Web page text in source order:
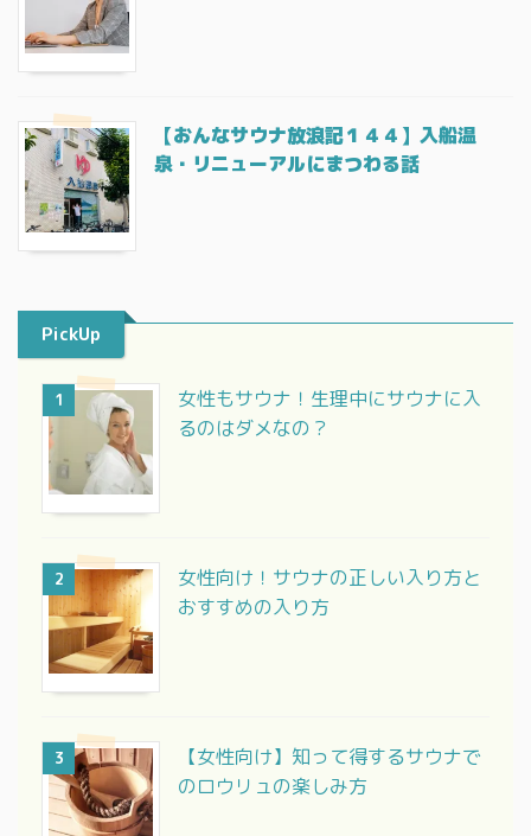
【おんなサウナ放浪記１４４】入船温
泉・リニューアルにまつわる話
PickUp
1
女性もサウナ！生理中にサウナに入
るのはダメなの？
2
女性向け！サウナの正しい入り方と
おすすめの入り方
3
【女性向け】知って得するサウナで
のロウリュの楽しみ方